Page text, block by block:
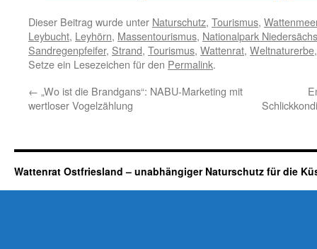
Dieser Beitrag wurde unter Naturschutz, Tourismus,
Leybucht, Leyhörn, Massentourismus, Nationalpark
Sandregenpfeifer, Strand, Tourismus, Wattenrat, Weltnaturerbe
Setze ein Lesezeichen für den Permalink.
← „Wo ist die Brandgans“: NABU-Marketing mit
wertloser Vogelzählung
Wattenrat Ostfriesland – unabhängiger Naturschutz für die